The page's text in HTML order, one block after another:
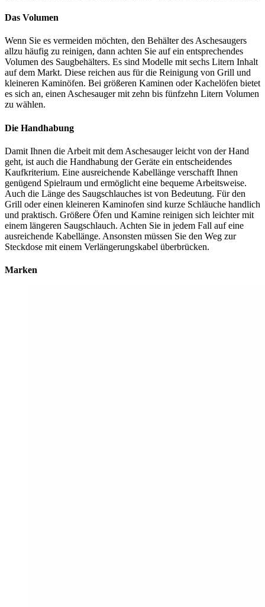
Das Volumen
Wenn Sie es vermeiden möchten, den Behälter des Aschesaugers
allzu häufig zu reinigen, dann achten Sie auf ein entsprechendes
Volumen des Saugbehälters. Es sind Modelle mit sechs Litern Inhalt
auf dem Markt. Diese reichen aus für die Reinigung von Grill und
kleineren Kaminöfen. Bei größeren Kaminen oder Kachelöfen bietet
es sich an, einen Aschesauger mit zehn bis fünfzehn Litern Volumen
zu wählen.
Die Handhabung
Damit Ihnen die Arbeit mit dem Aschesauger leicht von der Hand
geht, ist auch die Handhabung der Geräte ein entscheidendes
Kaufkriterium. Eine ausreichende Kabellänge verschafft Ihnen
genügend Spielraum und ermöglicht eine bequeme Arbeitsweise.
Auch die Länge des Saugschlauches ist von Bedeutung. Für den
Grill oder einen kleineren Kaminofen sind kurze Schläuche handlich
und praktisch. Größere Öfen und Kamine reinigen sich leichter mit
einem längeren Saugschlauch. Achten Sie in jedem Fall auf eine
ausreichende Kabellänge. Ansonsten müssen Sie den Weg zur
Steckdose mit einem Verlängerungskabel überbrücken.
Marken